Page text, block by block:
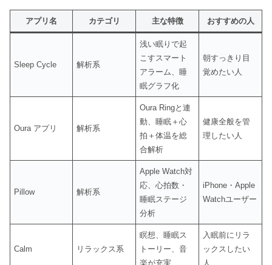
アプリ名 カテゴリ 主な特徴 おすすめの人
Sleep Cycle 解析系
浅い眠りで起
こすスマート
アラーム、睡
眠グラフ化
朝すっきり目
覚めたい人
Oura アプリ 解析系
Oura Ringと連
動、睡眠＋心
拍＋体温を総
合解析
健康全般を管
理したい人
Pillow 解析系
Apple Watch対
応、心拍数・
睡眠ステージ
分析
iPhone・Apple
Watchユーザー
Calm リラックス系
瞑想、睡眠ス
トーリー、音
楽が充実
入眠前にリラ
ックスしたい
人